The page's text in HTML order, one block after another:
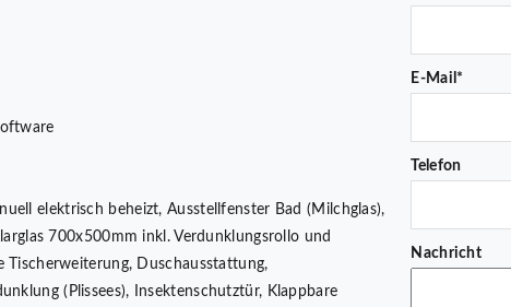
elektrisch beheizt, Ausstellfenster Bad (Milchglas),
700x500mm inkl. Verdunklungsrollo und
Tischerweiterung, Duschausstattung,
(Plissees), Insektenschutztür, Klappbare
E-Mail*
Telefon
Nachricht